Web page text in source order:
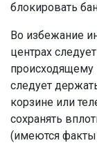
блокировать
Во избежание
центрах
происходящему
следует
корзине или
сохранять
(имеются факты